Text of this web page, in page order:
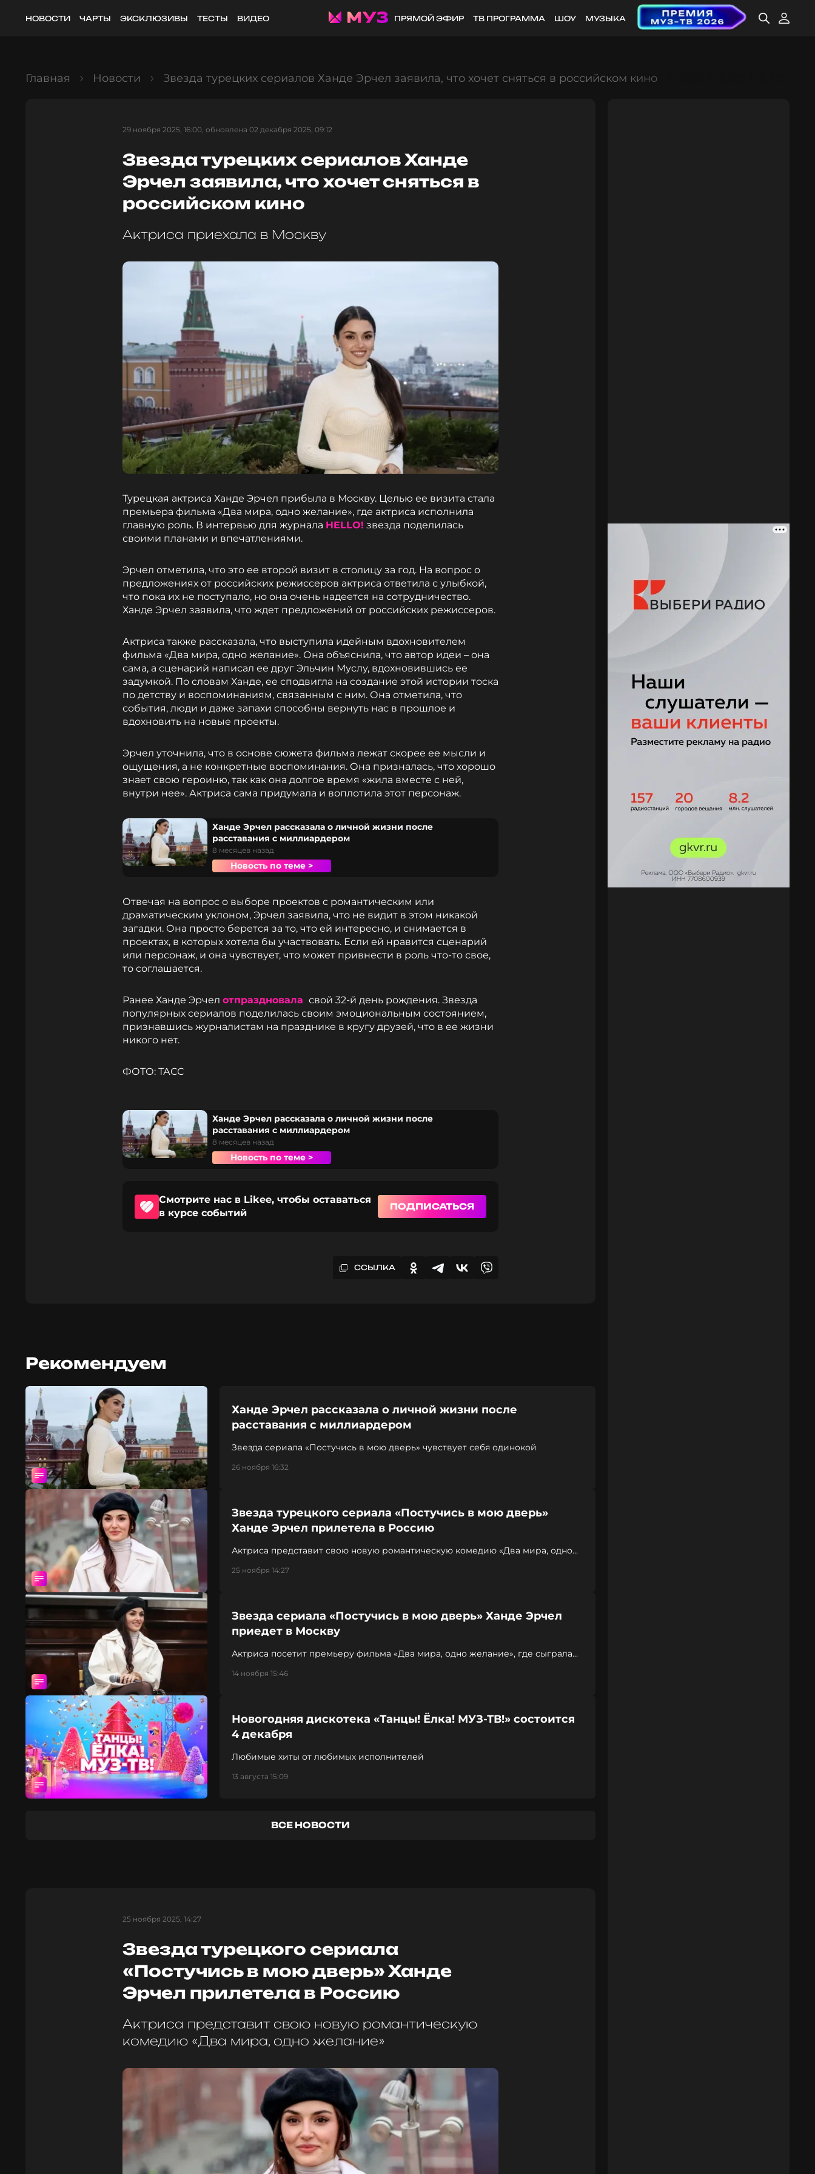
НОВОСТИ ЧАРТЫ ЭКСКЛЮЗИВЫ ТЕСТЫ ВИДЕО ПРЯМОЙ ЭФИР ТВ ПРОГРАММА ШОУ МУЗЫКА
Главная Новости Звезда турецких сериалов Ханде Эрчел заявила, что хочет сняться в российском кино
29 ноября 2025, 16:00, обновлена 02 декабря 2025, 09:12
Звезда турецких сериалов Ханде
Эрчел заявила, что хочет сняться в
российском кино
Актриса приехала в Москву
Турецкая актриса Ханде Эрчел прибыла в Москву. Целью ее визита стала
премьера фильма «Два мира, одно желание», где актриса исполнила
главную роль. В интервью для журнала HELLO! звезда поделилась
своими планами и впечатлениями.
Эрчел отметила, что это ее второй визит в столицу за год. На вопрос о
предложениях от российских режиссеров актриса ответила с улыбкой,
что пока их не поступало, но она очень надеется на сотрудничество.
Ханде Эрчел заявила, что ждет предложений от российских режиссеров.
Актриса также рассказала, что выступила идейным вдохновителем
фильма «Два мира, одно желание». Она объяснила, что автор идеи – она
сама, а сценарий написал ее друг Эльчин Муслу, вдохновившись ее
задумкой. По словам Ханде, ее сподвигла на создание этой истории тоска
по детству и воспоминаниям, связанным с ним. Она отметила, что
события, люди и даже запахи способны вернуть нас в прошлое и
вдохновить на новые проекты.
Эрчел уточнила, что в основе сюжета фильма лежат скорее ее мысли и
ощущения, а не конкретные воспоминания. Она призналась, что хорошо
знает свою героиню, так как она долгое время «жила вместе с ней,
внутри нее». Актриса сама придумала и воплотила этот персонаж.
Ханде Эрчел рассказала о личной жизни после
расставания с миллиардером
8 месяцев назад
Новость по теме >
Отвечая на вопрос о выборе проектов с романтическим или
драматическим уклоном, Эрчел заявила, что не видит в этом никакой
загадки. Она просто берется за то, что ей интересно, и снимается в
проектах, в которых хотела бы участвовать. Если ей нравится сценарий
или персонаж, и она чувствует, что может привнести в роль что-то свое,
то соглашается.
Ранее Ханде Эрчел отпраздновала свой 32-й день рождения. Звезда
популярных сериалов поделилась своим эмоциональным состоянием,
признавшись журналистам на празднике в кругу друзей, что в ее жизни
никого нет.
ФОТО: ТАСС
Ханде Эрчел рассказала о личной жизни после
расставания с миллиардером
8 месяцев назад
Новость по теме >
Смотрите нас в Likee, чтобы оставаться
в курсе событий
ПОДПИСАТЬСЯ
ССЫЛКА
Рекомендуем
Ханде Эрчел рассказала о личной жизни после
расставания с миллиардером
Звезда сериала «Постучись в мою дверь» чувствует себя одинокой
26 ноября 16:32
Звезда турецкого сериала «Постучись в мою дверь»
Ханде Эрчел прилетела в Россию
Актриса представит свою новую романтическую комедию «Два мира, одно
25 ноября 14:27
Звезда сериала «Постучись в мою дверь» Ханде Эрчел
приедет в Москву
Актриса посетит премьеру фильма «Два мира, одно желание», где сыграла
14 ноября 15:46
Новогодняя дискотека «Танцы! Ёлка! МУЗ-ТВ!» состоится
4 декабря
Любимые хиты от любимых исполнителей
13 августа 15:09
ВСЕ НОВОСТИ
25 ноября 2025, 14:27
Звезда турецкого сериала
«Постучись в мою дверь» Ханде
Эрчел прилетела в Россию
Актриса представит свою новую романтическую
комедию «Два мира, одно желание»